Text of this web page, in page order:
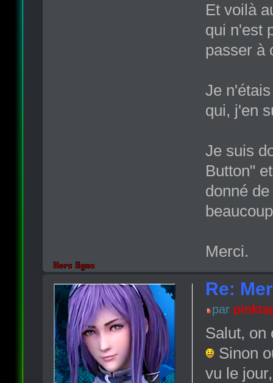
Et voilà
qui n'est
passer à
Je
qui, j'en
Je suis
Button"
donné
Merci.
Re:
par
Salut, on
Sinon
vu le